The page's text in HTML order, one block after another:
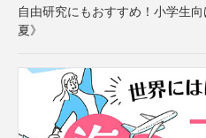
自由研究にもおすすめ！小学生
夏》